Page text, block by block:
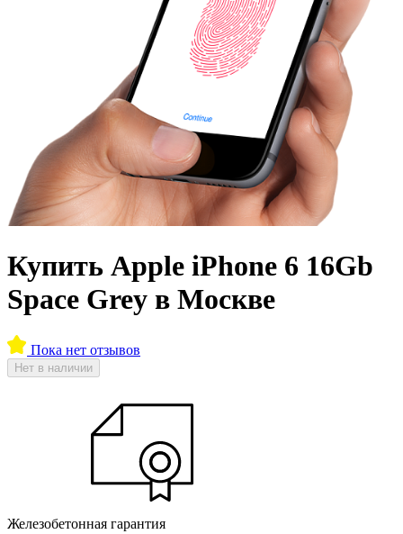
Купить Apple iPhone 6 16Gb
Space Grey в Москве
Пока нет отзывов
Нет в наличии
Железобетонная гарантия